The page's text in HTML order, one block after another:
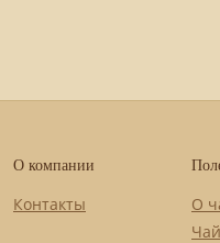
О компании
Контакты
О